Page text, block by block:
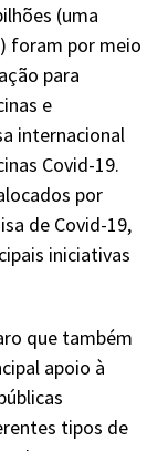
(uma
foram por meio
para
e
internacional
Covid-19.
por
de Covid-19,
iniciativas
que também
apoio à
tipos de